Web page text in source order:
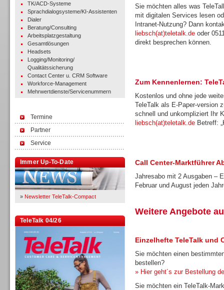
TK/ACD-Systeme
Sprachdialogsysteme/KI-Assistenten
Dialer
Beratung/Consulting
Arbeitsplatzgestaltung
Gesamtlösungen
Headsets
Logging/Monitoring/
Qualitätssicherung
Contact Center u. CRM Software
Workforce-Management
Mehrwertdienste/Servicenummern
Termine
Partner
Service
Immer Up-To-Date
» Newsletter TeleTalk-Compact
TeleTalk 04/26
Sie möchten alles was
mit digitalen Services lesen
Intranet-Nutzung? Dann
liebsch(at)teletalk.de oder
direkt besprechen können.
Zum Kennenlernen:
Kostenlos und ohne jede
TeleTalk als E-Paper-version
schnell und unkompliziert Ihr
liebsch(at)teletalk.de Betreff:
Call Center-Marktführer
Jahresabo mit 2 Ausgaben –
Februar und August jeden
Weitere Angebote
Einzelhefte TeleTalk und
Sie möchten einen
bestellen?
» Hier geht´s zur Bestellung
Sie möchten ein TeleTalk-